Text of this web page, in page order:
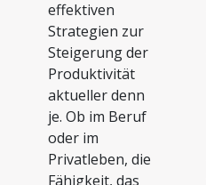
effektiven
Strategien zur
Steigerung der
Produktivität
aktueller denn
je. Ob im Beruf
oder im
Privatleben, die
Fähigkeit, das